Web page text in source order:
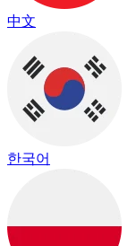
中文
한국어